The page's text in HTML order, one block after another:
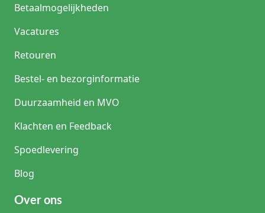
Betaalmogelijkheden
Vacatures
Retouren
Bestel- en bezorginformatie
Duurzaamheid en MVO
Klachten en Feedback
Spoedlevering
Blog
Over ons